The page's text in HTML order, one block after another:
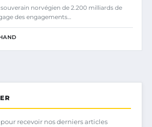
souverain norvégien de 2.200 milliards de
des engagements…
recevoir nos derniers articles